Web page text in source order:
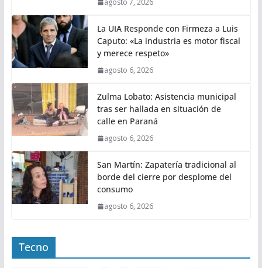
agosto 7, 2026
La UIA Responde con Firmeza a Luis
Caputo: «La industria es motor fiscal
y merece respeto»
agosto 6, 2026
Zulma Lobato: Asistencia municipal
tras ser hallada en situación de
calle en Paraná
agosto 6, 2026
San Martín: Zapatería tradicional al
borde del cierre por desplome del
consumo
agosto 6, 2026
Tecno